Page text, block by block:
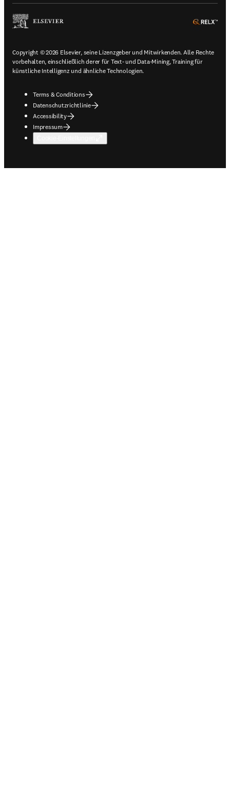
Copyright © 2026 Elsevier, seine Lizenzgeber und Mitwirkenden. Alle Rechte
vorbehalten, einschließlich derer für Text- und Data-Mining, Training für
künstliche Intelligenz und ähnliche Technologien.
Terms & Conditions
Datenschutzrichtlinie
Accessibility
Impressum